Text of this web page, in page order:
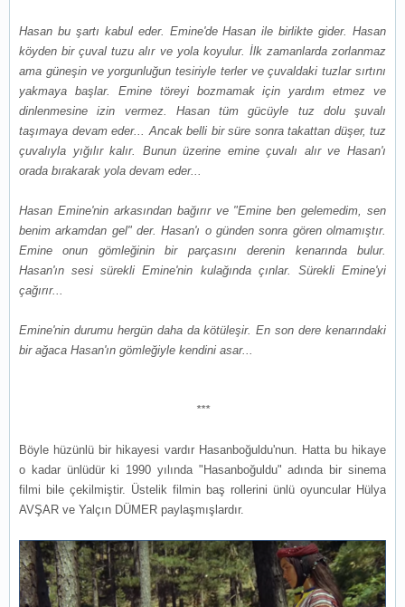
Hasan bu şartı kabul eder. Emine'de Hasan ile birlikte gider. Hasan
köyden bir çuval tuzu alır ve yola koyulur. İlk zamanlarda zorlanmaz
ama güneşin ve yorgunluğun tesiriyle terler ve çuvaldaki tuzlar sırtını
yakmaya başlar. Emine töreyi bozmamak için yardım etmez ve
dinlenmesine izin vermez. Hasan tüm gücüyle tuz dolu şuvalı
taşımaya devam eder... Ancak belli bir süre sonra takattan düşer, tuz
çuvalıyla yığılır kalır. Bunun üzerine emine çuvalı alır ve Hasan'ı
orada bırakarak yola devam eder...
Hasan Emine'nin arkasından bağırır ve "Emine ben gelemedim, sen
benim arkamdan gel" der. Hasan'ı o günden sonra gören olmamıştır.
Emine onun gömleğinin bir parçasını derenin kenarında bulur.
Hasan'ın sesi sürekli Emine'nin kulağında çınlar. Sürekli Emine'yi
çağırır...
Emine'nin durumu hergün daha da kötüleşir. En son dere kenarındaki
bir ağaca Hasan'ın gömleğiyle kendini asar...
***
Böyle hüzünlü bir hikayesi vardır Hasanboğuldu'nun. Hatta bu hikaye
o kadar ünlüdür ki 1990 yılında "Hasanboğuldu" adında bir sinema
filmi bile çekilmiştir. Üstelik filmin baş rollerini ünlü oyuncular Hülya
AVŞAR ve Yalçın DÜMER paylaşmışlardır.